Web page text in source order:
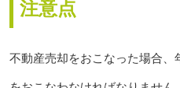
注意点
不動産売却をおこなった場合